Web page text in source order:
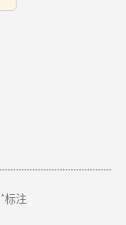
*标注